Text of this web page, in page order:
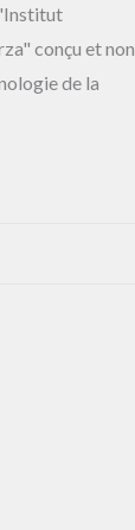
conçu et non
de la